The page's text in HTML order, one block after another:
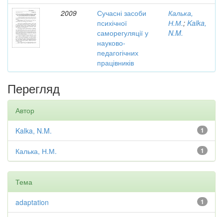
2009
Сучасні засоби
психічної
саморегуляції у
науково-
педагогічних
працівників
Калька,
Н.М.; Kalka,
N.M.
Перегляд
Автор
1
Kalka, N.M.
1
Калька, Н.М.
Тема
1
adaptation